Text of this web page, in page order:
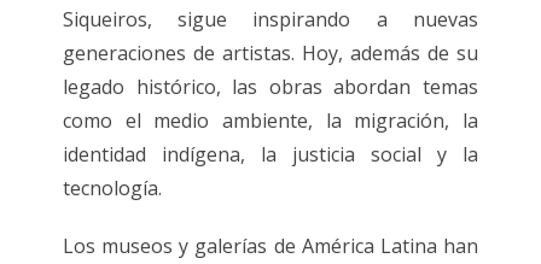
Siqueiros, sigue inspirando a nuevas
generaciones de artistas. Hoy, además de su
legado histórico, las obras abordan temas
como el medio ambiente, la migración, la
identidad indígena, la justicia social y la
tecnología.
Los museos y galerías de América Latina han